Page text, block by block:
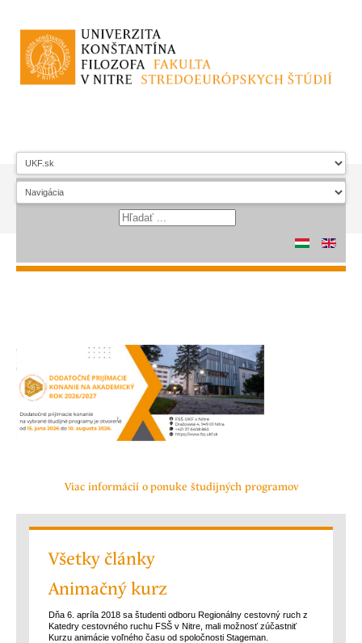
Viac informácií o ponuke študijných programov
Všetky články
Animačný kurz
Dňa 6. apríla 2018 sa študenti odboru Regionálny cestovný ruch z
Katedry cestovného ruchu FSŠ v Nitre, mali možnosť zúčastniť
Kurzu animácie voľného času od spoločnosti Stageman.